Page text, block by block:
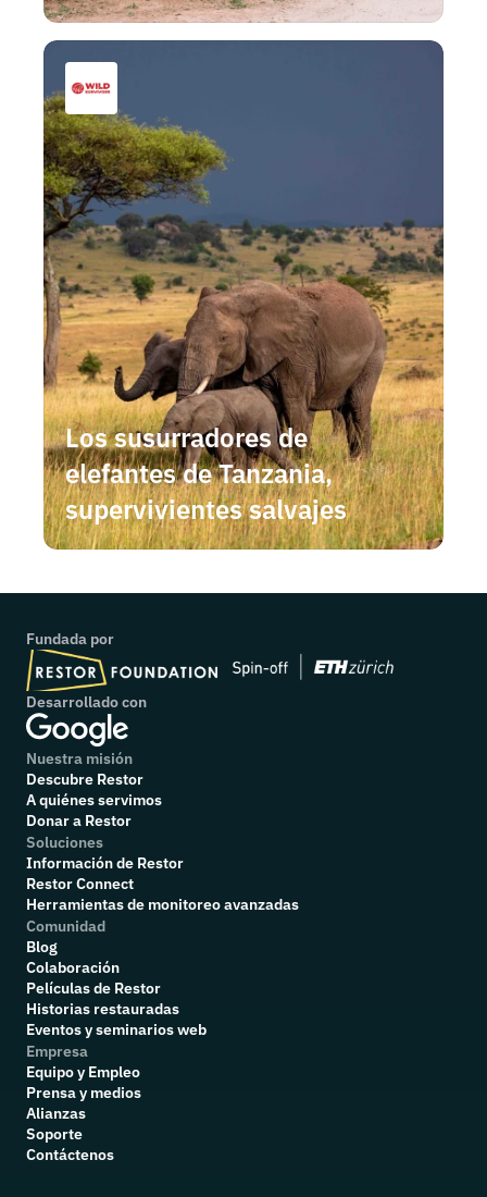
Los susurradores de
elefantes de Tanzania,
supervivientes salvajes
Fundada por
Desarrollado con
Nuestra misión
Descubre Restor
A quiénes servimos
Donar a Restor
Soluciones
Información de Restor
Restor Connect
Herramientas de monitoreo avanzadas
Comunidad
Blog
Colaboración
Películas de Restor
Historias restauradas
Eventos y seminarios web
Empresa
Equipo y Empleo
Prensa y medios
Alianzas
Soporte
Contáctenos